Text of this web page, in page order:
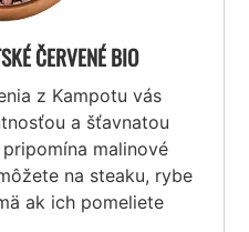
ČERVENÉ BIO
z Kampotu vás
a šťavnatou
malinové
na steaku, rybe
ak ich pomeliete